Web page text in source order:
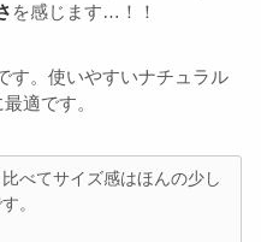
を感じます…！！
す。使いやすいナチュラル
適です。
べてサイズ感はほんの少し
。